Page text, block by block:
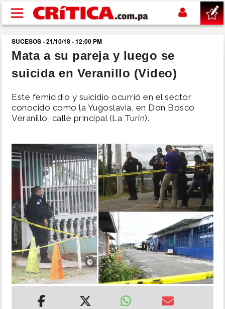
Pasar al contenido principal
buscar
SUCESOS
NACIONAL
SHOW
DEPORTES
MUNDO
INSÓLITAS
MULTIMEDIA
IMPRESO
SUCESOS - 21/10/18 - 12:00 PM
Mata a su pareja y luego se
suicida en Veranillo (Video)
Este femicidio y suicidio ocurrió en el sector
conocido como la Yugoslavia, en Don Bosco
Veranillo, calle principal (La Turín).